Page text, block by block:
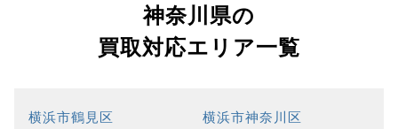
神奈川県の
買取対応エリア一覧
横浜市鶴見区 横浜市神奈川区